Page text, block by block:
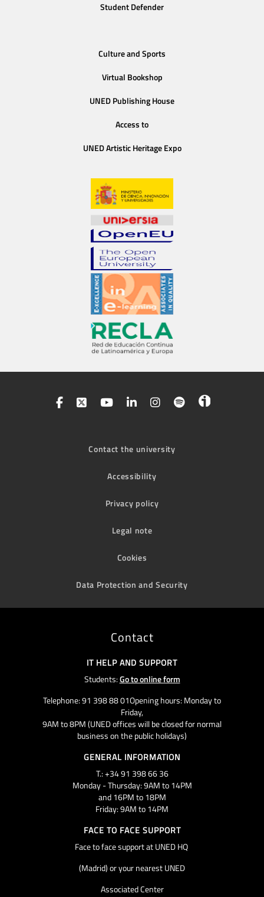
Student Defender
Culture and Sports
Virtual Bookshop
UNED Publishing House
Access to
UNED Artistic Heritage Expo
Contact the university
Accessibility
Privacy policy
Legal note
Cookies
Data Protection and Security
Contact
IT HELP AND SUPPORT
Students:Go to online form
Telephone: 91 398 88 01Opening hours: Monday to
Friday,
9AM to 8PM (UNED offices will be closed for normal
business on the public holidays)
GENERAL INFORMATION
T.: +34 91 398 66 36
Monday - Thursday: 9AM to 14PM
and 16PM to 18PM
Friday: 9AM to 14PM
FACE TO FACE SUPPORT
Face to face support at UNED HQ
(Madrid) or your nearest UNED
Associated Center